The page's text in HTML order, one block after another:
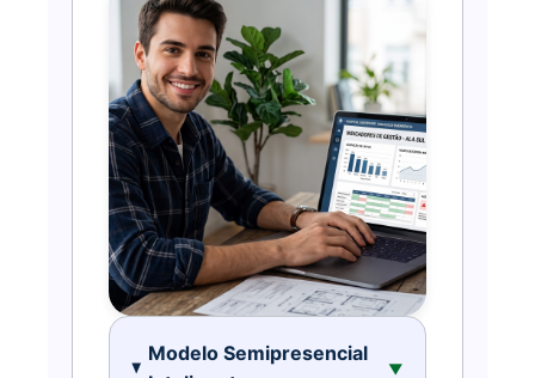
Modelo Semipresencial
▼